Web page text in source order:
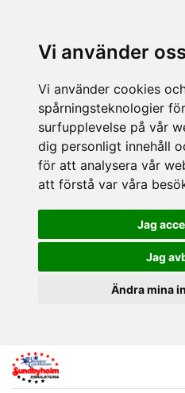
Vi använder
Vi använder cookies
spårningsteknologier
surfupplevelse på vår
dig personligt innehåll
för att analysera vår
att förstå var våra
Jag
Jag
Ändra mina